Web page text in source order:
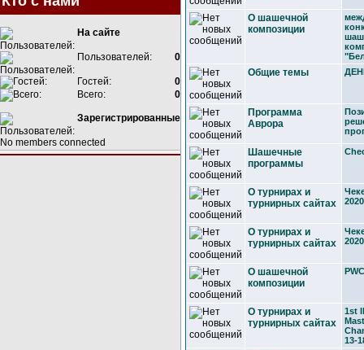
На сайте
Пользователей: 0
Гостей:
0
Всего:
0
Зарегистрированные
No members connected
О шашечной
композиции
Общие темы
Программа
Аврора
Шашечные
программы
О турнирах и
турнирных сайтах
2020
О турнирах и
турнирных сайтах
2020
О шашечной
композиции
О турнирах и
турнирных сайтах
1st
13-